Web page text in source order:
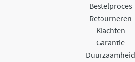
Bestelproces
Retourneren
Klachten
Garantie
Duurzaamheid